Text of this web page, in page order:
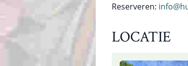
Reserveren:
LOCATIE